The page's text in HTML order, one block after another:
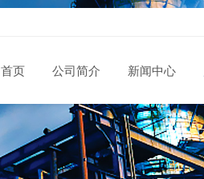
首页 公司简介 新闻中心